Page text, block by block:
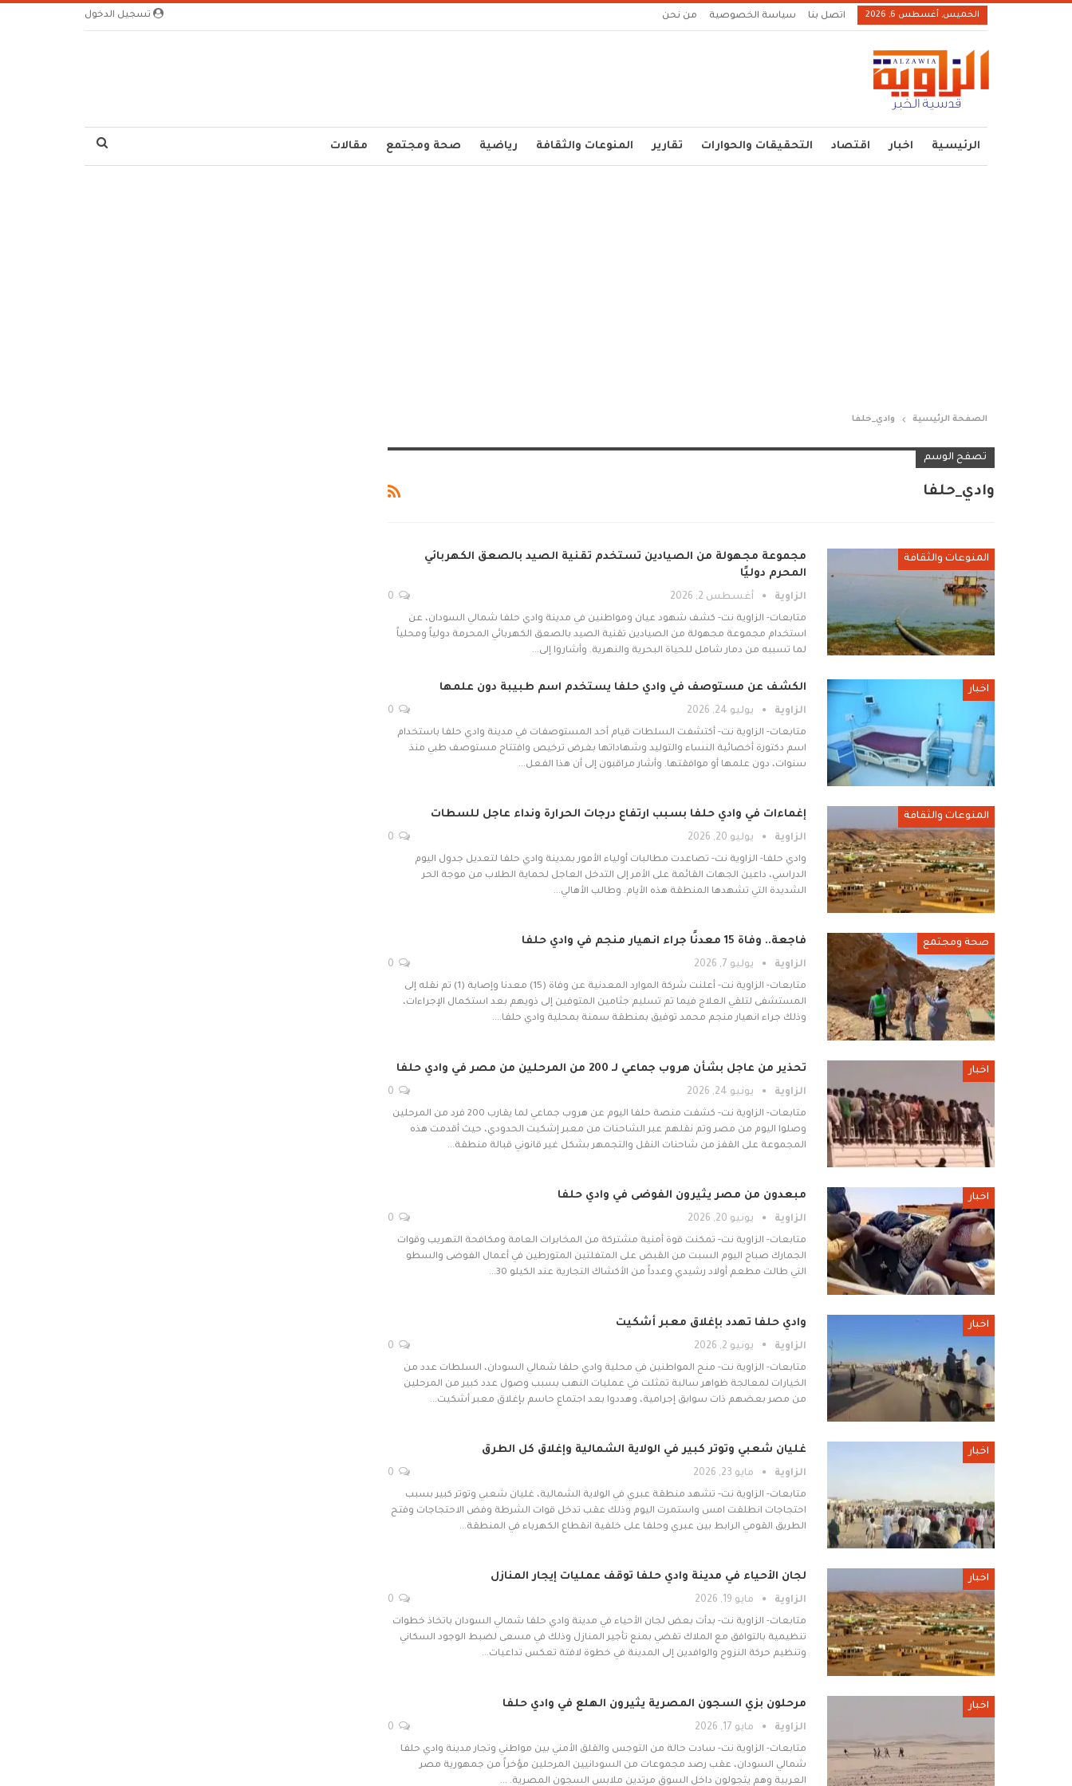
تسجيل الدخول الخميس, أغسطس 6, 2026 اتصل بنا سياسة الخصوصية من نحن
الرئيسية اخبار اقتصاد التحقيقات والحوارات تقارير المنوعات والثقافة رياضية صحة ومجتمع مقالات
الصفحة الرئيسية وادي_حلفا
تصفح الوسم
وادي_حلفا
المنوعات والثقافة
مجموعة مجهولة من الصيادين تستخدم تقنية الصيد بالصعق الكهربائي
المحرم دوليًا
الزاوية أغسطس 2, 2026
متابعات- الزاوية نت- كشف شهود عيان ومواطنين في مدينة وادي حلفا شمالي السودان، عن
استخدام مجموعة مجهولة من الصيادين تقنية الصيد بالصعق الكهربائي المحرمة دولياً ومحلياً
لما تسببه من دمار شامل للحياة البحرية والنهرية. وأشاروا إلى…
اخبار الكشف عن مستوصف في وادي حلفا يستخدم اسم طبيبة دون علمها
الزاوية يوليو 24, 2026
متابعات- الزاوية نت- أكتشفت السلطات قيام أحد المستوصفات في مدينة وادي حلفا باستخدام
اسم دكتورة أخصائية النساء والتوليد وشهاداتها بغرض ترخيص وافتتاح مستوصف طبي منذ
سنوات، دون علمها أو موافقتها. وأشار مراقبون إلى أن هذا الفعل…
المنوعات والثقافة إغماءات في وادي حلفا بسبب ارتفاع درجات الحرارة ونداء عاجل للسطات
الزاوية يوليو 20, 2026
وادي حلفا- الزاوية نت- تصاعدت مطالبات أولياء الأمور بمدينة وادي حلفا لتعديل جدول اليوم
الدراسي، داعين الجهات القائمة على الأمر إلى التدخل العاجل لحماية الطلاب من موجة الحر
الشديدة التي تشهدها المنطقة هذه الأيام. وطالب الأهالي…
صحة ومجتمع فاجعة.. وفاة 15 معدنًا جراء انهيار منجم في وادي حلفا
الزاوية يوليو 7, 2026
متابعات- الزاوية نت- أعلنت شركة الموارد المعدنية عن وفاة (15) معدنا وإصابة (1) تم نقله إلى
المستشفى لتلقي العلاج فيما تم تسليم جثامين المتوفين إلى ذويهم بعد استكمال الإجراءات،
وذلك جراء انهيار منجم محمد توفيق بمنطقة سمنة بمحلية وادي حلفا.…
اخبار تحذير من عاجل بشأن هروب جماعي لـ 200 من المرحلين من مصر في وادي حلفا
الزاوية يونيو 24, 2026
متابعات- الزاوية نت- كشفت منصة حلفا اليوم عن هروب جماعي لما يقارب 200 فرد من المرحلين
وصلوا اليوم من مصر وتم نقلهم عبر الشاحنات من معبر إشكيت الحدودي، حيث أقدمت هذه
المجموعة على القفز من شاحنات النقل والتجمهر بشكل غير قانوني قبالة منطقة…
اخبار مبعدون من مصر يثيرون الفوضى في وادي حلفا
الزاوية يونيو 20, 2026
متابعات- الزاوية نت- ​تمكنت قوة أمنية مشتركة من المخابرات العامة ومكافحة التهريب وقوات
الجمارك صباح اليوم السبت من القبض على المتفلتين المتورطين في أعمال الفوضى والسطو
التي طالت مطعم أولاد رشيدي وعدداً من الأكشاك التجارية عند الكيلو 30…
اخبار وادي حلفا تهدد بإغلاق معبر أشكيت
الزاوية يونيو 2, 2026
متابعات- الزاوية نت- منح المواطنين في محلية وادي حلفا شمالي السودان، السلطات عدد من
الخيارات لمعالجة ظواهر سالبة تمثلت في عمليات النهب بسبب وصول عدد كبير من المرحلين
من مصر بعضهم ذات سوابق إجرامية، وهددوا بعد اجتماع حاسم بإغلاق معبر أشكيت…
اخبار غليان شعبي وتوتر كبير في الولاية الشمالية وإغلاق كل الطرق
الزاوية مايو 23, 2026
متابعات- الزاوية نت- تشهد منطقة عبري في الولاية الشمالية، غليان شعبي وتوتر كبير بسبب
احتجاجات انطلقت امس واستمرت اليوم وذلك عقب تدخل قوات الشرطة وفض الاحتجاجات وفتح
الطريق القومي الرابط بين عبري وحلفا على خلفية انقطاع الكهرباء في المنطقة…
اخبار لجان الأحياء في مدينة وادي حلفا توقف عمليات إيجار المنازل
الزاوية مايو 19, 2026
متابعات- الزاوية نت- بدأت بعض لجان الأحياء في مدينة وادي حلفا شمالي السودان باتخاذ خطوات
تنظيمية بالتوافق مع الملاك تقضي بمنع تأجير المنازل وذلك في مسعى لضبط الوجود السكاني
وتنظيم حركة النزوح والوافدين إلى المدينة في خطوة لافتة تعكس تداعيات…
اخبار مرحلون بزي السجون المصرية يثيرون الهلع في وادي حلفا
الزاوية مايو 17, 2026
متابعات- الزاوية نت- سادت حالة من التوجس والقلق الأمني بين مواطني وتجار مدينة وادي حلفا
شمالي السودان، عقب رصد مجموعات من السودانيين المرحلين مؤخراً من جمهورية مصر
العربية وهم يتجولون داخل السوق مرتدين ملابس السجون المصرية. …